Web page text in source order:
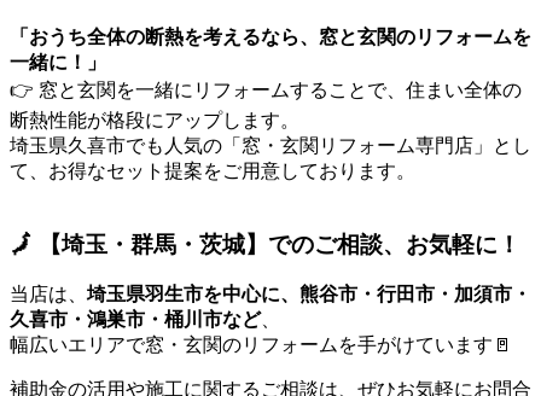
「おうち全体の断熱を考えるなら、窓と玄関のリフォームを
一緒に！」
👉 窓と玄関を一緒にリフォームすることで、住まい全体の
断熱性能が格段にアップします。
埼玉県久喜市でも人気の「窓・玄関リフォーム専門店」とし
て、お得なセット提案をご用意しております。
🗾 【埼玉・群馬・茨城】でのご相談、お気軽に！
当店は、 埼玉県羽生市を中心に、熊谷市・行田市・加須市・
久喜市・鴻巣市・桶川市など、
幅広いエリアで窓・玄関のリフォームを手がけています🚪
補助金の活用や施工に関するご相談は、ぜひお気軽にお問合